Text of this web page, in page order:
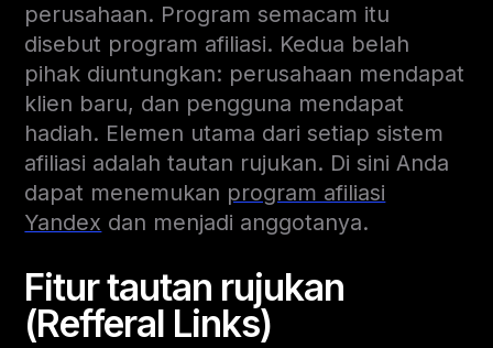
perusahaan. Program semacam itu
disebut program afiliasi. Kedua belah
pihak diuntungkan: perusahaan mendapat
klien baru, dan pengguna mendapat
hadiah. Elemen utama dari setiap sistem
afiliasi adalah tautan rujukan. Di sini Anda
dapat menemukan program afiliasi
Yandex dan menjadi anggotanya.
Fitur tautan rujukan
(Refferal Links)